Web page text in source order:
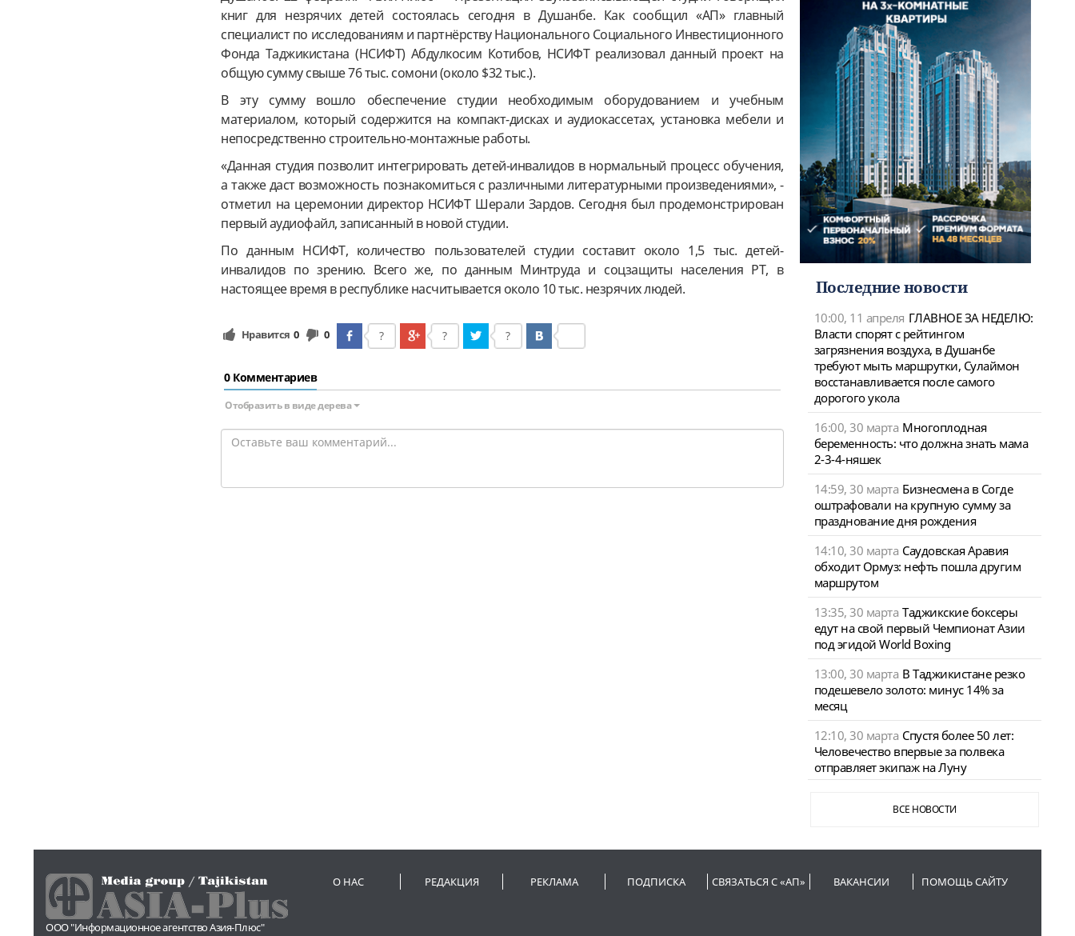
книг для незрячих детей состоялась сегодня в Душанбе. Как сообщил «АП» главный
специалист по исследованиям и партнёрству Национального Социального Инвестиционного
Фонда Таджикистана (НСИФТ) Абдулкосим Котибов, НСИФТ реализовал данный проект на
общую сумму свыше 76 тыс. сомони (около $32 тыс.).
В эту сумму вошло обеспечение студии необходимым оборудованием и учебным
материалом, который содержится на компакт-дисках и аудиокассетах, установка мебели и
непосредственно строительно-монтажные работы.
«Данная студия позволит интегрировать детей-инвалидов в нормальный процесс обучения,
а также даст возможность познакомиться с различными литературными произведениями», -
отметил на церемонии директор НСИФТ Шерали Зардов. Сегодня был продемонстрирован
первый аудиофайл, записанный в новой студии.
По данным НСИФТ, количество пользователей студии составит около 1,5 тыс. детей-
инвалидов по зрению. Всего же, по данным Минтруда и соцзащиты населения РТ, в
настоящее время в республике насчитывается около 10 тыс. незрячих людей.
Нравится 0 0 ? ? ?
0 Комментариев
Отобразить в виде дерева
Последние новости
10:00, 11 апреля ГЛАВНОЕ ЗА НЕДЕЛЮ:
Власти спорят с рейтингом
загрязнения воздуха, в Душанбе
требуют мыть маршрутки, Сулаймон
восстанавливается после самого
дорогого укола
16:00, 30 марта Многоплодная
беременность: что должна знать мама
2-3-4-няшек
14:59, 30 марта Бизнесмена в Согде
оштрафовали на крупную сумму за
празднование дня рождения
14:10, 30 марта Саудовская Аравия
обходит Ормуз: нефть пошла другим
маршрутом
13:35, 30 марта Таджикские боксеры
едут на свой первый Чемпионат Азии
под эгидой World Boxing
13:00, 30 марта В Таджикистане резко
подешевело золото: минус 14% за
месяц
12:10, 30 марта Спустя более 50 лет:
Человечество впервые за полвека
отправляет экипаж на Луну
ВСЕ НОВОСТИ
О НАС РЕДАКЦИЯ РЕКЛАМА ПОДПИСКА СВЯЗАТЬСЯ С «АП» ВАКАНСИИ ПОМОЩЬ САЙТУ
ООО "Информационное агентство Азия-Плюс"